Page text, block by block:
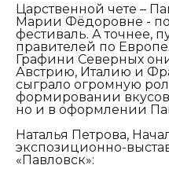
Царственной чете –
Марии Фёдоровне -
фестиваль. А точнее,
правителей по
Графини Северных
Австрию, Италию и
сыграло огромную
формировании
но и в оформлении
Наталья Петрова,
экспозиционно-
«Павловск»: